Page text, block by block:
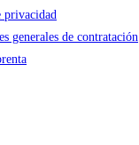
privacidad
generales de contratación